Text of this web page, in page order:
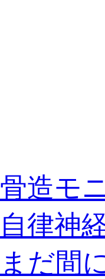
骨造モ
自律神
まだ間